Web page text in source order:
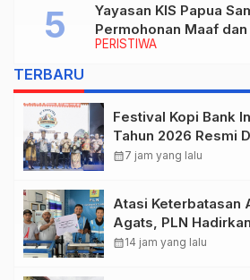
PERISTIWA
Yayasan KIS Papua
Permohonan Maaf
Biaya Korban Dugaan
TERBARU
Festival Kopi Bank
Tahun 2026 Resmi
Warisan,
calendar_month7 jam yang lalu
Atasi Keterbatasan
Agats, PLN
Desalinasi untuk
calendar_month14 jam yang lalu